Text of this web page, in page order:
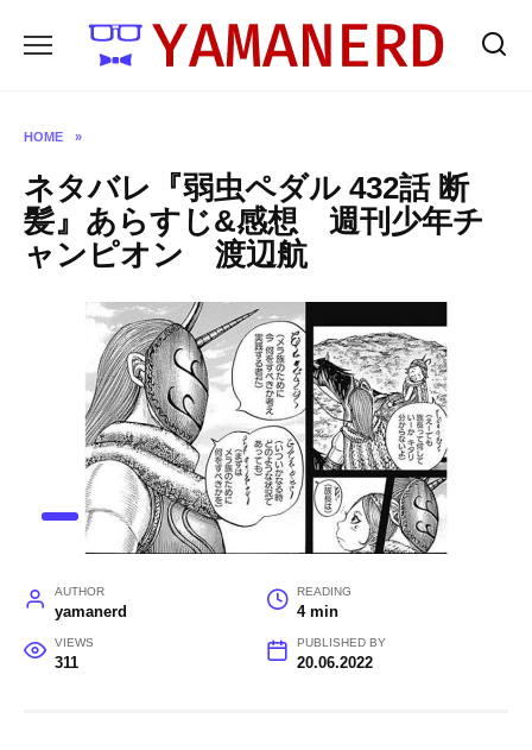
HOME »
ネタバレ『弱虫ペダル 432話 断
髪』あらすじ&感想 週刊少年チ
ャンピオン 渡辺航
AUTHOR
yamanerd
READING
4 min
VIEWS
311
PUBLISHED BY
20.06.2022